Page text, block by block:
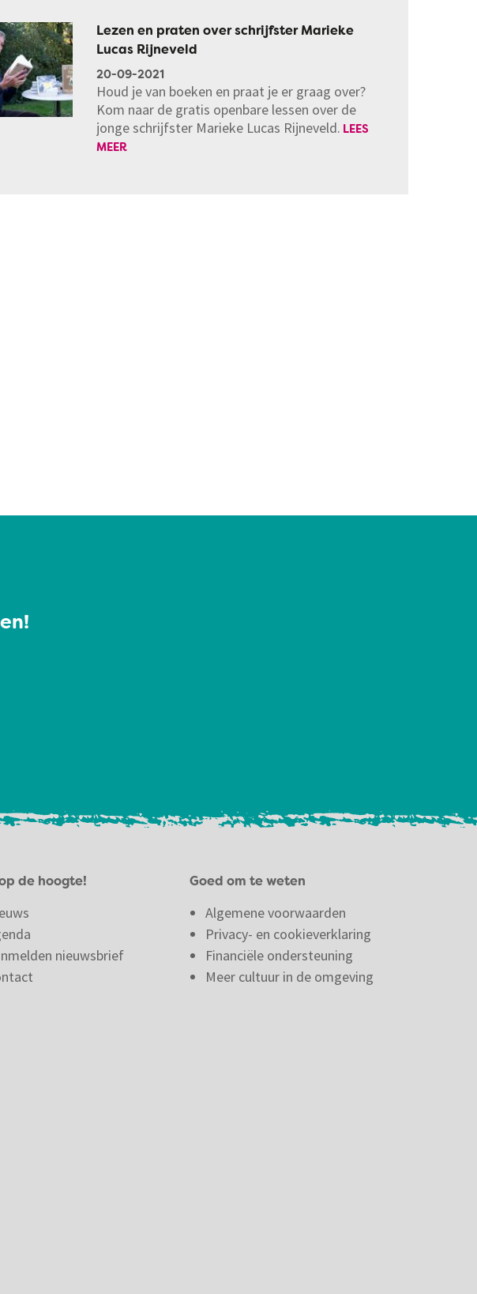
Lezen en praten over schrijfster Marieke
Lucas Rijneveld
20-09-2021
Houd je van boeken en praat je er graag over?
Kom naar de gratis openbare lessen over de
jonge schrijfster Marieke Lucas Rijneveld. LEES
MEER
de hoogte!
nieuwsbrief
Goed om te weten
Algemene voorwaarden
Privacy- en cookieverklaring
Financiële ondersteuning
Meer cultuur in de omgeving